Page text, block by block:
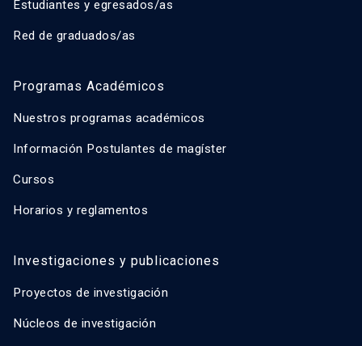
Estudiantes y egresados/as
Red de graduados/as
Programas Académicos
Nuestros programas académicos
Información Postulantes de magíster
Cursos
Horarios y reglamentos
Investigaciones y publicaciones
Proyectos de investigación
Núcleos de investigación